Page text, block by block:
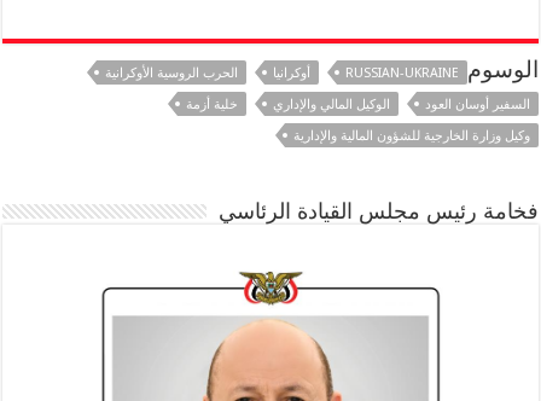
الوسوم RUSSIAN-UKRAINE أوكرانيا
الحرب الروسية الأوكرانية
السفير أوسان العود
الوكيل المالي والإداري
خلية أزمة
وكيل وزارة الخارجية للشؤون المالية والإدارية
فخامة رئيس مجلس القيادة الرئاسي